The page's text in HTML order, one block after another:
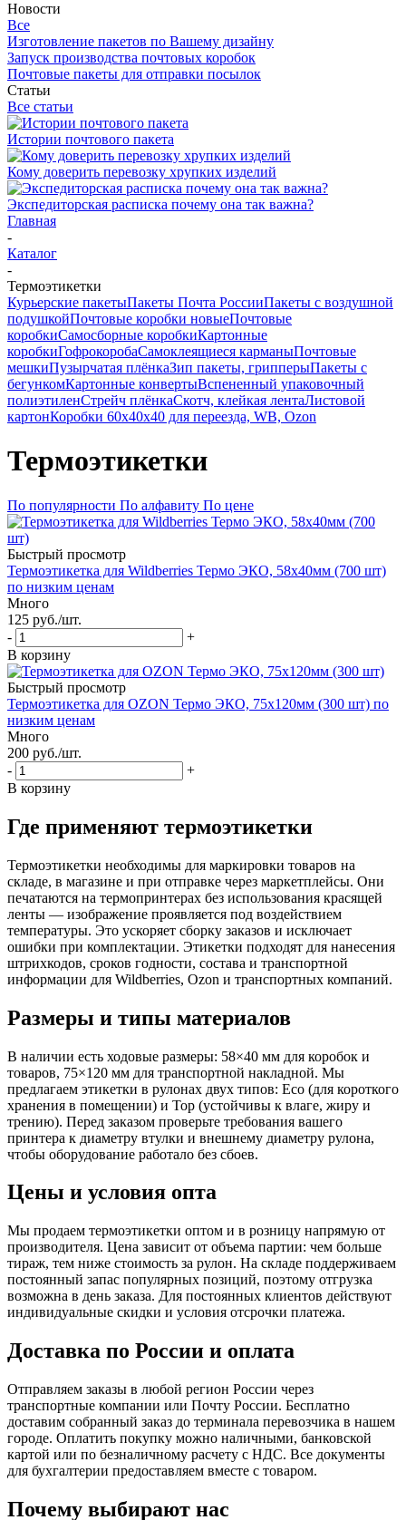
Новости
Все
Изготовление пакетов по Вашему дизайну
Запуск производства почтовых коробок
Почтовые пакеты для отправки посылок
Статьи
Все статьи
Истории почтового пакета
Кому доверить перевозку хрупких изделий
Экспедиторская расписка почему она так важна?
Главная
-
Каталог
-
Термоэтикетки
Курьерские пакетыПакеты Почта РоссииПакеты с воздушной
подушкойПочтовые коробки новыеПочтовые
коробкиСамосборные коробкиКартонные
коробкиГофрокоробаСамоклеящиеся карманыПочтовые
мешкиПузырчатая плёнкаЗип пакеты, грипперыПакеты с
бегункомКартонные конвертыВспененный упаковочный
полиэтиленСтрейч плёнкаСкотч, клейкая лентаЛистовой
картонКоробки 60х40х40 для переезда, WB, Ozon
Термоэтикетки
По популярности По алфавиту По цене
Быстрый просмотр
Термоэтикетка для Wildberries Термо ЭКО, 58x40мм (700 шт)
по низким ценам
Много
125 руб./шт.
-
+
В корзину
Быстрый просмотр
Термоэтикетка для OZON Термо ЭКО, 75x120мм (300 шт) по
низким ценам
Много
200 руб./шт.
-
+
В корзину
Где применяют термоэтикетки
Термоэтикетки необходимы для маркировки товаров на
складе, в магазине и при отправке через маркетплейсы. Они
печатаются на термопринтерах без использования красящей
ленты — изображение проявляется под воздействием
температуры. Это ускоряет сборку заказов и исключает
ошибки при комплектации. Этикетки подходят для нанесения
штрихкодов, сроков годности, состава и транспортной
информации для Wildberries, Ozon и транспортных компаний.
Размеры и типы материалов
В наличии есть ходовые размеры: 58×40 мм для коробок и
товаров, 75×120 мм для транспортной накладной. Мы
предлагаем этикетки в рулонах двух типов: Eco (для короткого
хранения в помещении) и Top (устойчивы к влаге, жиру и
трению). Перед заказом проверьте требования вашего
принтера к диаметру втулки и внешнему диаметру рулона,
чтобы оборудование работало без сбоев.
Цены и условия опта
Мы продаем термоэтикетки оптом и в розницу напрямую от
производителя. Цена зависит от объема партии: чем больше
тираж, тем ниже стоимость за рулон. На складе поддерживаем
постоянный запас популярных позиций, поэтому отгрузка
возможна в день заказа. Для постоянных клиентов действуют
индивидуальные скидки и условия отсрочки платежа.
Доставка по России и оплата
Отправляем заказы в любой регион России через
транспортные компании или Почту России. Бесплатно
доставим собранный заказ до терминала перевозчика в нашем
городе. Оплатить покупку можно наличными, банковской
картой или по безналичному расчету с НДС. Все документы
для бухгалтерии предоставляем вместе с товаром.
Почему выбирают нас